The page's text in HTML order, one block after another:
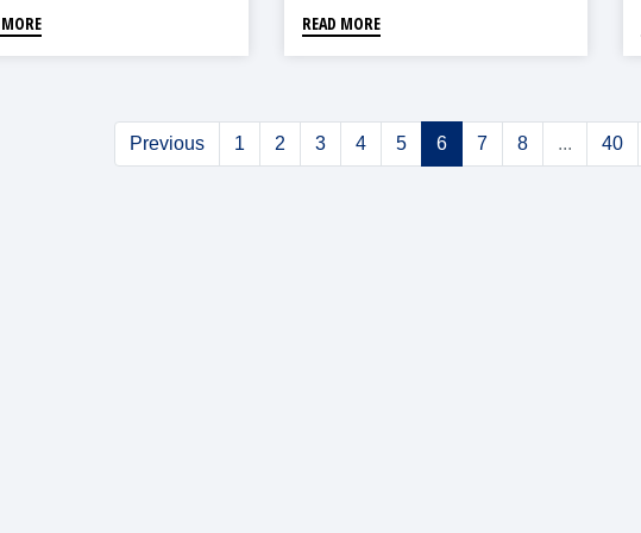
READ MORE
Previous 1 2 3 4 5 6 7 8 ... 40